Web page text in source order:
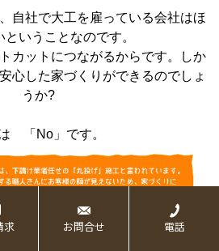
自社で大工を雇っている会社はほ
ということなのです。
カットにつながるからです。しか
心した家づくりができるのでしょ
うか?
「No」 です。
求 お問合せ 電話